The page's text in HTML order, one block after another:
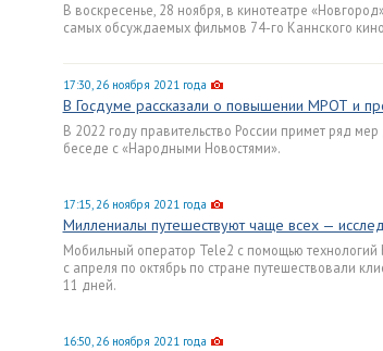
В воскресенье, 28 ноября, в кинотеатре
самых обсуждаемых фильмов 74-го Каннского
17:30, 26 ноября 2021 года
В Госдуме рассказали о повышении МРОТ и
В 2022 году правительство России примет ряд
беседе с «Народными Новостями».
17:15, 26 ноября 2021 года
Миллениалы путешествуют чаще всех —
Мобильный оператор Tele2 с помощью технологий
с апреля по октябрь по стране путешествовали
11 дней.
16:50, 26 ноября 2021 года